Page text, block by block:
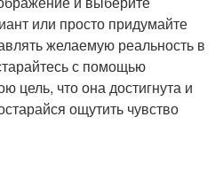
или просто придумайте
желаемую реальность в
с помощью
цель, что она достигнута и
ощутить чувство